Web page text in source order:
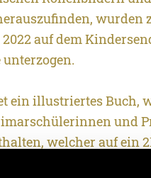
wurden
auf dem
ein illustriertes Buch,
und
welcher auf ein